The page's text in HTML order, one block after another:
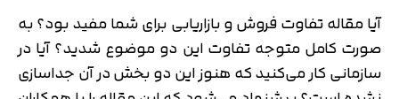
آیا مقاله تفاوت فروش و بازاریابی برای شما مفید بود؟ به
صورت کامل متوجه تفاوت این دو موضوع شدید؟ آیا در
سازمانی کار می‌کنید که هنوز این دو بخش در آن جداسازی